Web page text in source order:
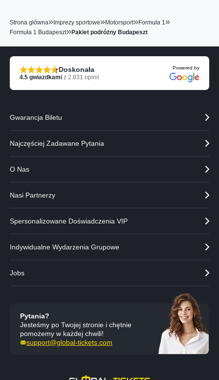
Strona główna» Imprezy sportowe»Motorsport»Formuła 1»
Formuła 1 Budapeszt»Pakiet podróżny Budapeszt
Doskonała
4.5 gwiazdkami z 2.831 opinii
Powered by
Gwarancja Biletu
Najczęściej Zadawane Pytania
O Nas
Nasi Partnerzy
Spersonalizowane Doświadczenia VIP
Indywidualne Wydarzenia Grupowe
Jobs
Pytania?
Jesteśmy po Twojej stronie i chętnie
pomożemy w każdej chwili!
support@global-tickets.com